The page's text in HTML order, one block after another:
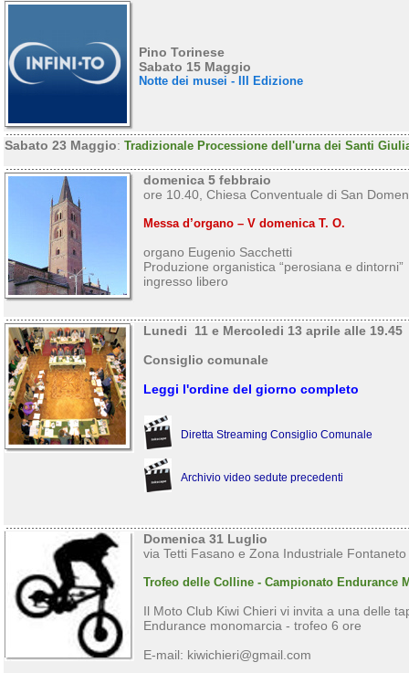
Pino Torinese
Sabato 15 Maggio
Notte dei musei - III Edizione
Sabato 23 Maggio: Tradizionale Processione dell'urna dei Santi
domenica 5 febbraio
ore 10.40, Chiesa Conventuale di San
Messa d’organo – V domenica T. O.
organo Eugenio Sacchetti
Produzione organistica “perosiana e dintorni”
ingresso libero
Lunedi 11 e Mercoledi 13 aprile alle 19.45
Consiglio comunale
Leggi l'ordine del giorno completo
Diretta Streaming Consiglio Comunale
Archivio video sedute precedenti
Domenica 31 Luglio
via Tetti Fasano e Zona Industriale
Trofeo delle Colline - Campionato Endurance
Il Moto Club Kiwi Chieri vi invita a una delle
Endurance monomarcia - trofeo 6 ore
E-mail: kiwichieri@gmail.com